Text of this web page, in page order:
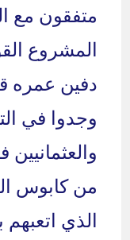
متفقون مع
المشروع
دفين عمره
وجدوا في
من كابوس
الذي